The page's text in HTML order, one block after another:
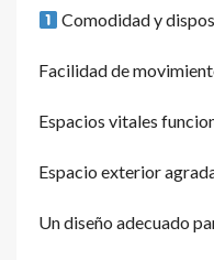
Comodidad y
Facilidad de
Espacios vitales
Espacio exterior
Un diseño adecuado